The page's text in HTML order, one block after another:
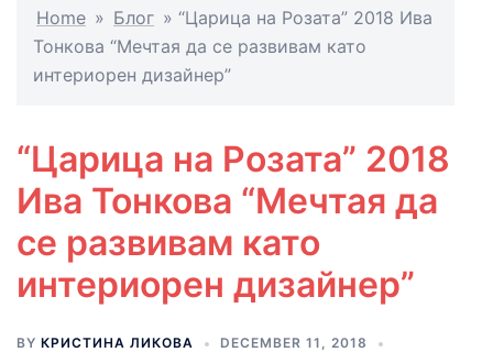
Home » Блог » “Царица на Розата” 2018 Ива
Тонкова “Мечтая да се развивам като
интериорен дизайнер”
“Царица на Розата” 2018
Ива Тонкова “Мечтая да
се развивам като
интериорен дизайнер”
BY КРИСТИНА ЛИКОВА
DECEMBER 11, 2018